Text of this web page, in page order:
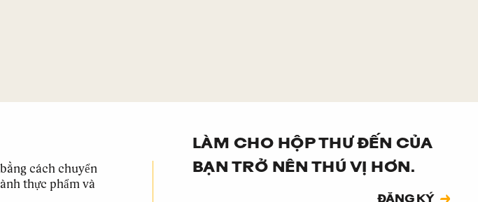
cách chuyển
thực phẩm và
LÀM CHO HỘP THƯ ĐẾN CỦA
BẠN TRỞ NÊN THÚ VỊ HƠN.
ĐĂNG KÝ